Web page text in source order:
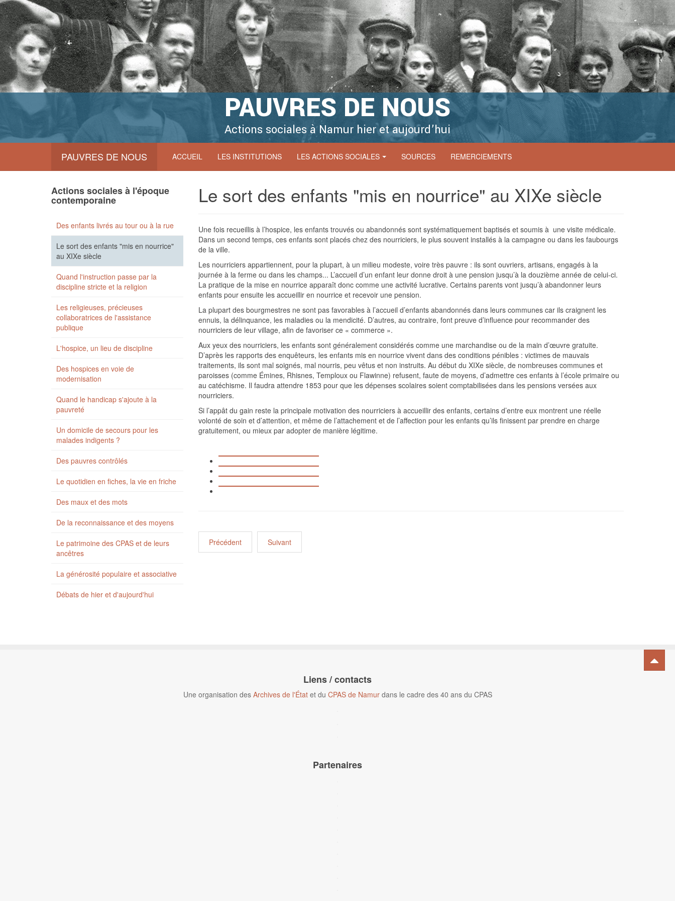
PAUVRES DE NOUS
Actions sociales à Namur hier et aujourd’hui
PAUVRES DE NOUS ACCUEIL LES INSTITUTIONS LES ACTIONS SOCIALES SOURCES REMERCIEMENTS
Le sort des enfants "mis en nourrice" au XIXe siècle
Une fois recueillis à l’hospice, les enfants trouvés ou abandonnés sont systématiquement baptisés et soumis à une visite médicale.
Dans un second temps, ces enfants sont placés chez des nourriciers, le plus souvent installés à la campagne ou dans les faubourgs
de la ville.
Les nourriciers appartiennent, pour la plupart, à un milieu modeste, voire très pauvre : ils sont ouvriers, artisans, engagés à la
journée à la ferme ou dans les champs... L’accueil d’un enfant leur donne droit à une pension jusqu’à la douzième année de celui-ci.
La pratique de la mise en nourrice apparaît donc comme une activité lucrative. Certains parents vont jusqu’à abandonner leurs
enfants pour ensuite les accueillir en nourrice et recevoir une pension.
La plupart des bourgmestres ne sont pas favorables à l’accueil d’enfants abandonnés dans leurs communes car ils craignent les
ennuis, la délinquance, les maladies ou la mendicité. D’autres, au contraire, font preuve d’influence pour recommander des
nourriciers de leur village, afin de favoriser ce « commerce ».
Aux yeux des nourriciers, les enfants sont généralement considérés comme une marchandise ou de la main d’œuvre gratuite.
D’après les rapports des enquêteurs, les enfants mis en nourrice vivent dans des conditions pénibles : victimes de mauvais
traitements, ils sont mal soignés, mal nourris, peu vêtus et non instruits. Au début du XIXe siècle, de nombreuses communes et
paroisses (comme Émines, Rhisnes, Temploux ou Flawinne) refusent, faute de moyens, d’admettre ces enfants à l’école primaire ou
au catéchisme. Il faudra attendre 1853 pour que les dépenses scolaires soient comptabilisées dans les pensions versées aux
nourriciers.
Si l’appât du gain reste la principale motivation des nourriciers à accueillir des enfants, certains d’entre eux montrent une réelle
volonté de soin et d’attention, et même de l’attachement et de l’affection pour les enfants qu’ils finissent par prendre en charge
gratuitement, ou mieux par adopter de manière légitime.
Précédent Suivant
Actions sociales à l'époque
contemporaine
Des enfants livrés au tour ou à la rue
Le sort des enfants "mis en nourrice"
au XIXe siècle
Quand l'instruction passe par la
discipline stricte et la religion
Les religieuses, précieuses
collaboratrices de l'assistance
publique
L'hospice, un lieu de discipline
Des hospices en voie de
modernisation
Quand le handicap s'ajoute à la
pauvreté
Un domicile de secours pour les
malades indigents ?
Des pauvres contrôlés
Le quotidien en fiches, la vie en friche
Des maux et des mots
De la reconnaissance et des moyens
Le patrimoine des CPAS et de leurs
ancêtres
La générosité populaire et associative
Débats de hier et d'aujourd'hui
Liens / contacts
Une organisation des Archives de l'Étatet du CPAS de Namurdans le cadre des 40 ans du CPAS
Partenaires